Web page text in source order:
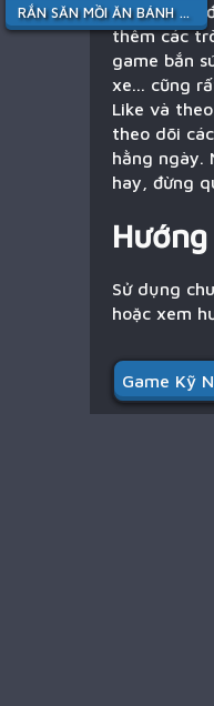
RẮN SĂN MỒI ĂN BÁNH KẸO
Pikachu cổ
thêm các
game bắn
xe... cũng
Like và
theo dõi
hằng ngày.
hay, đừng
Sử dụng
hoặc xem
Game Kỹ